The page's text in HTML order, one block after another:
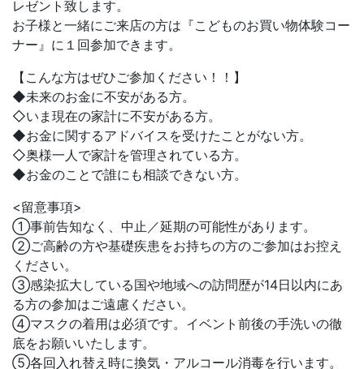
レゼント致します。
お子様と一緒にご来店の方は『こどものお買い物体験コー
ナー』に１回参加できます。
【こんな方はぜひご参加ください！！】
◆未来のお金に不安がある方。
◇いま現在の家計に不安がある方。
◆お金に関するアドバイスを受けたことがない方。
◇奥様一人で家計を管理されている方。
◆お金のことで誰にも相談できない方。
<留意事項>
①事前告知なく、中止／延期の可能性があります。
②ご高齢の方や基礎疾患をお持ちの方のご参加はお控え
ください。
③感染拡大している国や地域への訪問歴が14日以内にあ
る方の参加はご遠慮ください。
④マスクの着用は必須です。イベント前後の手洗いの徹
底をお願いいたします。
⑤各回入れ替え時に換気・アルコール消毒を行います。